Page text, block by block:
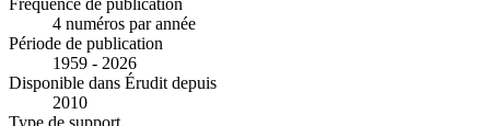
Fréquence de publication
4 numéros par année
Période de publication
1959 - 2026
Disponible dans Érudit depuis
2010
Type de support